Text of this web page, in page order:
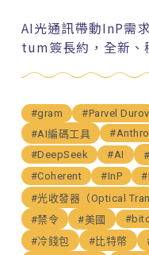
AI光通訊帶動InP需
tum簽長約，全新、
#gram #Parvel Durov
#AI編碼工具
#DeepSeek
#AI
#Coherent
#InP
#光收發器（Optical
#禁令
#美國
#冷錢包
#比特幣